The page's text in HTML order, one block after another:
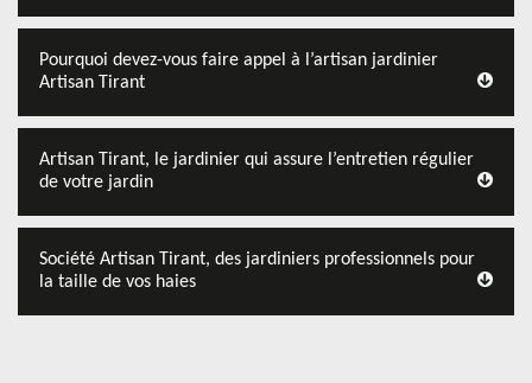
Pourquoi devez-vous faire appel à l’artisan jardinier
Artisan Tirant
Artisan Tirant, le jardinier qui assure l’entretien régulier
de votre jardin
Société Artisan Tirant, des jardiniers professionnels pour
la taille de vos haies